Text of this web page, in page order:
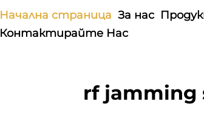
Начална страница За нас
Контактирайте Нас
rf jamming